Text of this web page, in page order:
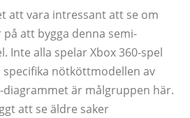
att vara intressant att se om
att bygga denna semi-
Inte alla spelar Xbox 360-spel
specifika nötköttmodellen av
diagrammet är målgruppen här.
att se äldre saker